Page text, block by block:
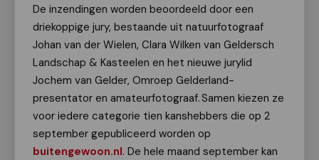
De inzendingen worden beoordeeld door een
driekoppige jury, bestaande uit natuurfotograaf
Johan van der Wielen, Clara Wilken van Geldersch
Landschap & Kasteelen en het nieuwe jurylid
Jochem van Gelder, Omroep Gelderland-
presentator en amateurfotograaf. Samen kiezen ze
voor iedere categorie tien kanshebbers die op 2
september gepubliceerd worden op
buitengewoon.nl. De hele maand september kan